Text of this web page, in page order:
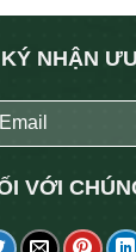
NHẬN
VỚI